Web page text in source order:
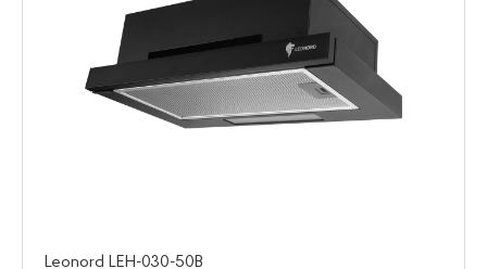
Leonord LEH-030-50B